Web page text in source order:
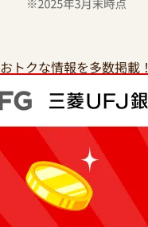
おトクな情報を多数掲載！